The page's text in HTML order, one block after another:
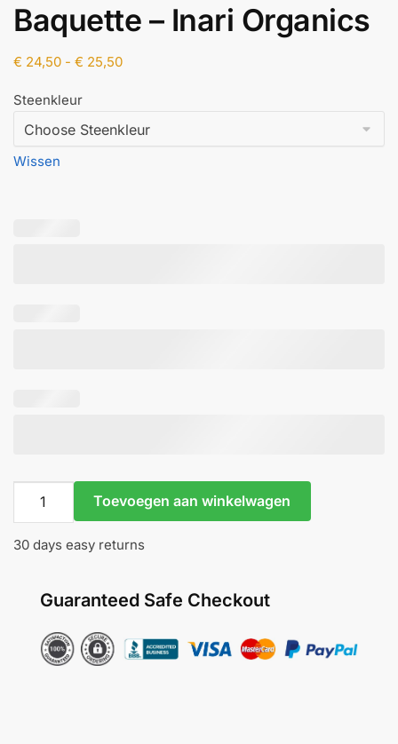
Baquette – Inari Organics
€ 24,50 - € 25,50Prijsklasse:
€ 25,50
Steenkleur
Wissen
Organics
Toevoegen aan winkelwagen
30 days easy returns
Guaranteed Safe Checkout